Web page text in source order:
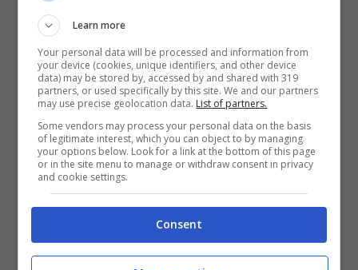
Learn more
Your personal data will be processed and information from
your device (cookies, unique identifiers, and other device
data) may be stored by, accessed by and shared with 319
partners, or used specifically by this site. We and our partners
may use precise geolocation data. List of partners.
Some vendors may process your personal data on the basis
of legitimate interest, which you can object to by managing
your options below. Look for a link at the bottom of this page
or in the site menu to manage or withdraw consent in privacy
and cookie settings.
Consent